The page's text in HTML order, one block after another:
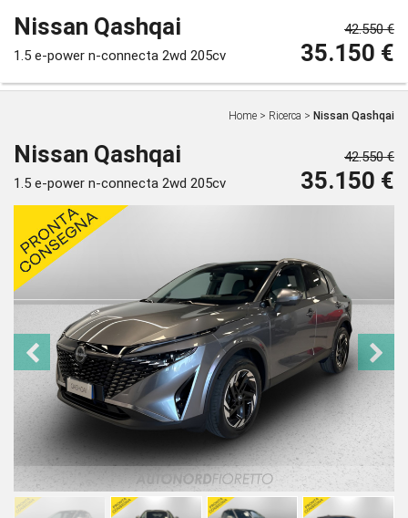
Home > Ricerca > Nissan Qashqai
Nissan Qashqai
1.5 e-power n-connecta 2wd 205cv
42.550 €
35.150 €
Nissan Qashqai
1.5 e-power n-connecta 2wd 205cv
42.550 €
35.150 €